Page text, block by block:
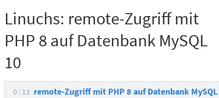
Linuchs: remote-Zugriff mit
PHP 8 auf Datenbank MySQL
10
0 13 remote-Zugriff mit PHP 8 auf Datenbank